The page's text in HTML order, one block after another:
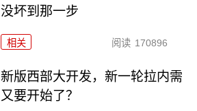
没坏到那一步
相关 阅读 170896
新版西部大开发，新一轮拉内需
又要开始了？